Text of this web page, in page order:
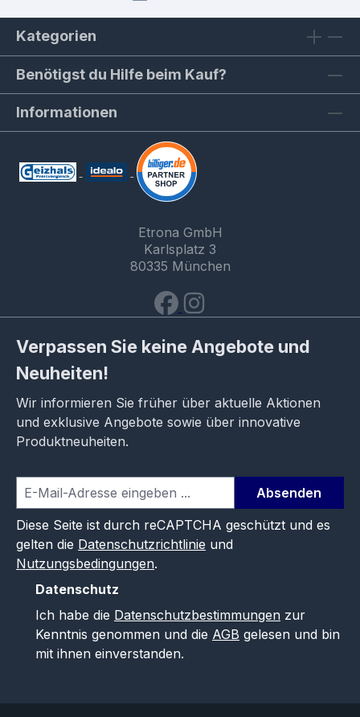
Kategorien
Benötigst du Hilfe beim Kauf?
Informationen
Etrona GmbH
Karlsplatz 3
80335 München
Verpassen Sie keine Angebote und
Neuheiten!
Wir informieren Sie früher über aktuelle Aktionen
und exklusive Angebote sowie über innovative
Produktneuheiten.
Absenden
Diese Seite ist durch reCAPTCHA geschützt und es
gelten die Datenschutzrichtlinie und
Nutzungsbedingungen.
Datenschutz
Ich habe die Datenschutzbestimmungen zur
Kenntnis genommen und die AGB gelesen und bin
mit ihnen einverstanden.